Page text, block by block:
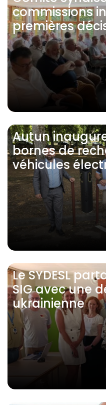
commissions
premières
Autun
bornes de
véhicules
Le SYDESL
SIG avec une
ukrainienne